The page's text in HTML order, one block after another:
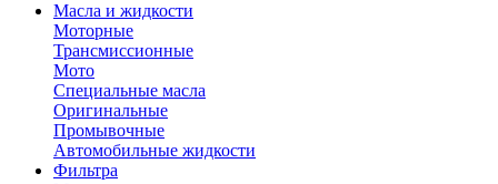
Масла и жидкости
Моторные
Трансмиссионные
Мото
Специальные масла
Оригинальные
Промывочные
Автомобильные жидкости
Фильтра